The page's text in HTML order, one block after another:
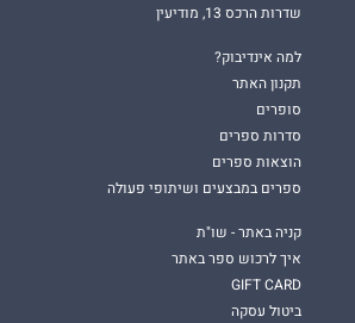
שדרות הרכס 13, מודיעין
למה אינדיבוק?
תקנון האתר
סופרים
סדרות ספרים
הוצאות ספרים
ספרים במבצעים ושיתופי פעולה
קניה באתר - שו"ת
איך לרכוש ספר באתר
GIFT CARD
ביטול עסקה